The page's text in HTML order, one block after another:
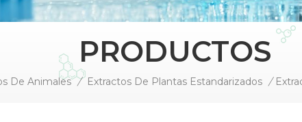
PRODUCTOS
De Animales / Extractos De Plantas Estandarizados /